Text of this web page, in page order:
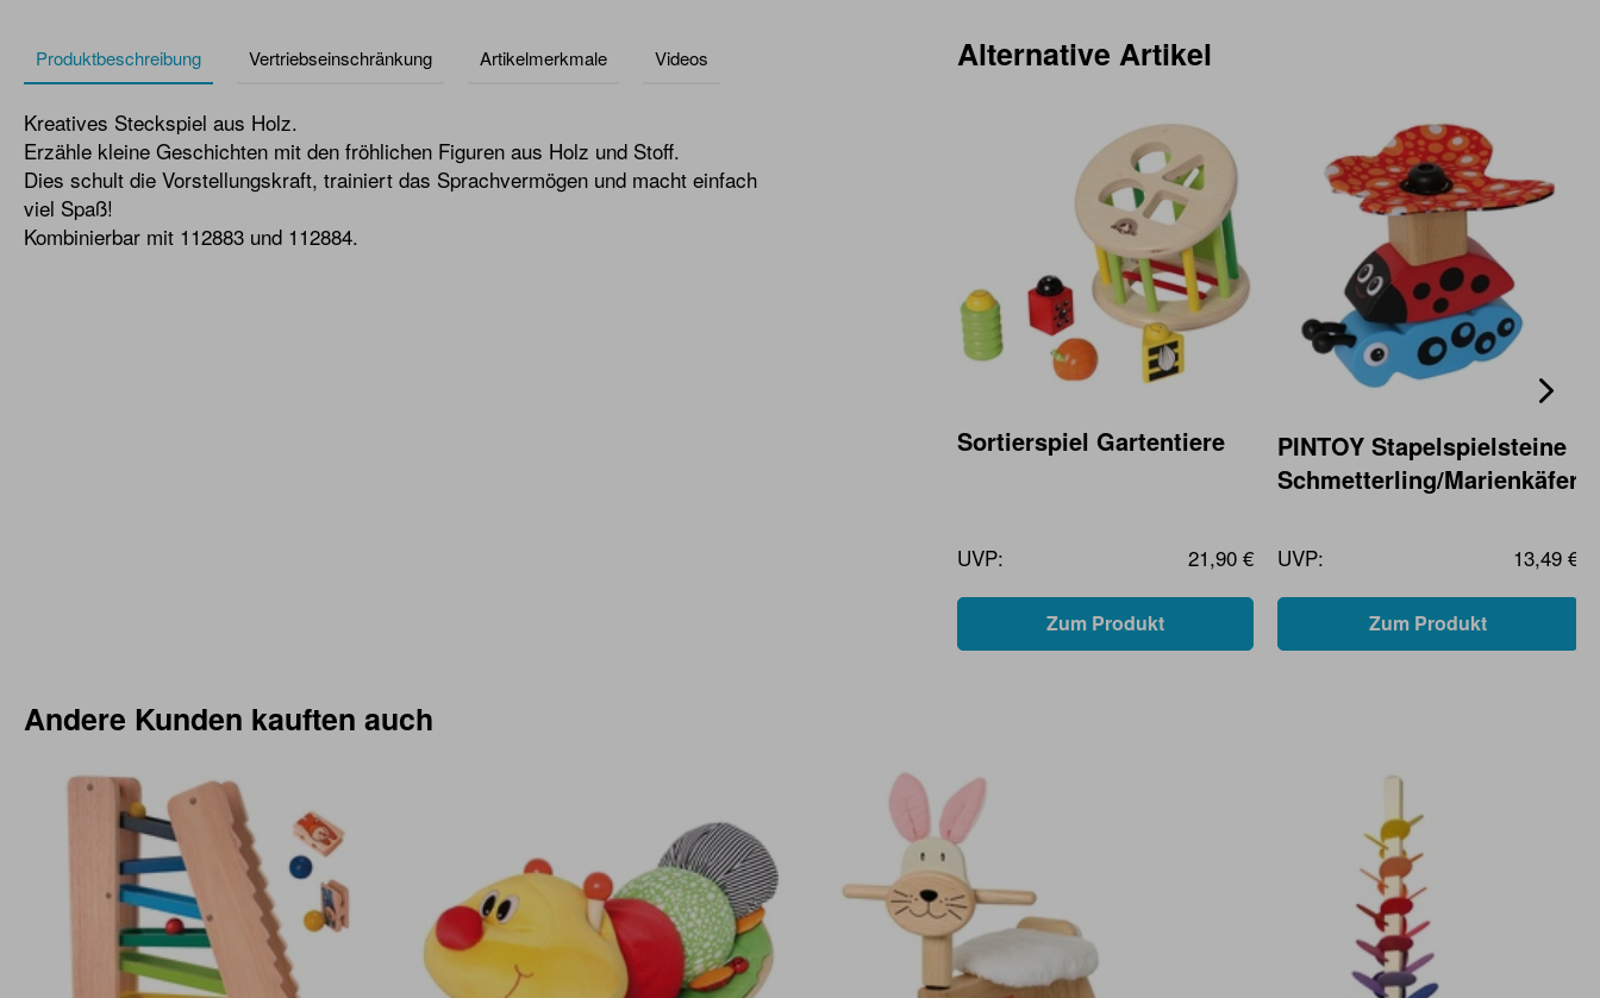
Produktbeschreibung Vertriebseinschränkung Artikelmerkmale Videos
Kreatives Steckspiel aus Holz.
Erzähle kleine Geschichten mit den fröhlichen Figuren aus Holz und Stoff.
Dies schult die Vorstellungskraft, trainiert das Sprachvermögen und macht einfach
viel Spaß!
Kombinierbar mit 112883 und 112884.
Alternative Artikel
Sortierspiel Gartentiere
UVP: 21,90 €
Zum Produkt
PINTOY Stapelspielsteine
Schmetterling/Marienkäfer
UVP: 13,49 €
Zum Produkt
Andere Kunden kauften auch